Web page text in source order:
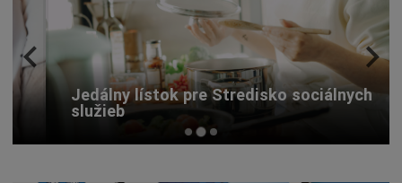
Jedálny lístok pre Stredisko sociálnych
služieb